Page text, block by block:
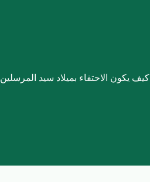
كيف يكون الاحتفاء بميلاد سيد المرسلين